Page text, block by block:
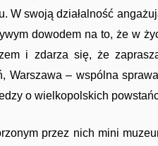
W swoją działalność
dowodem na to, że w
i zdarza się, że
Warszawa – wspólna
o wielkopolskich
przez nich mini